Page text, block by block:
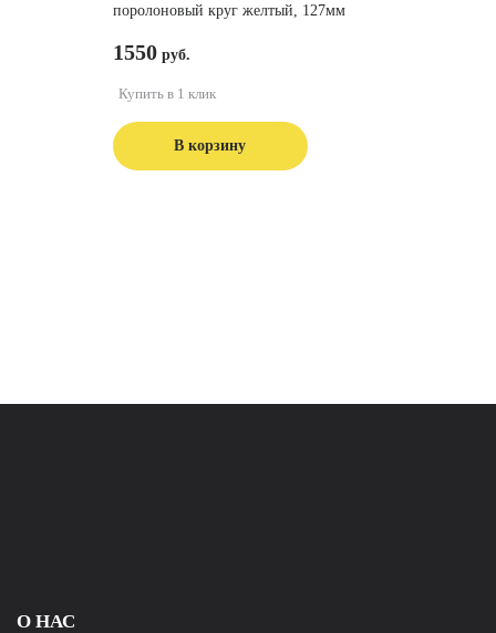
поролоновый круг желтый, 127мм
1550
В корзину
Купить в 1 клик
О НАС